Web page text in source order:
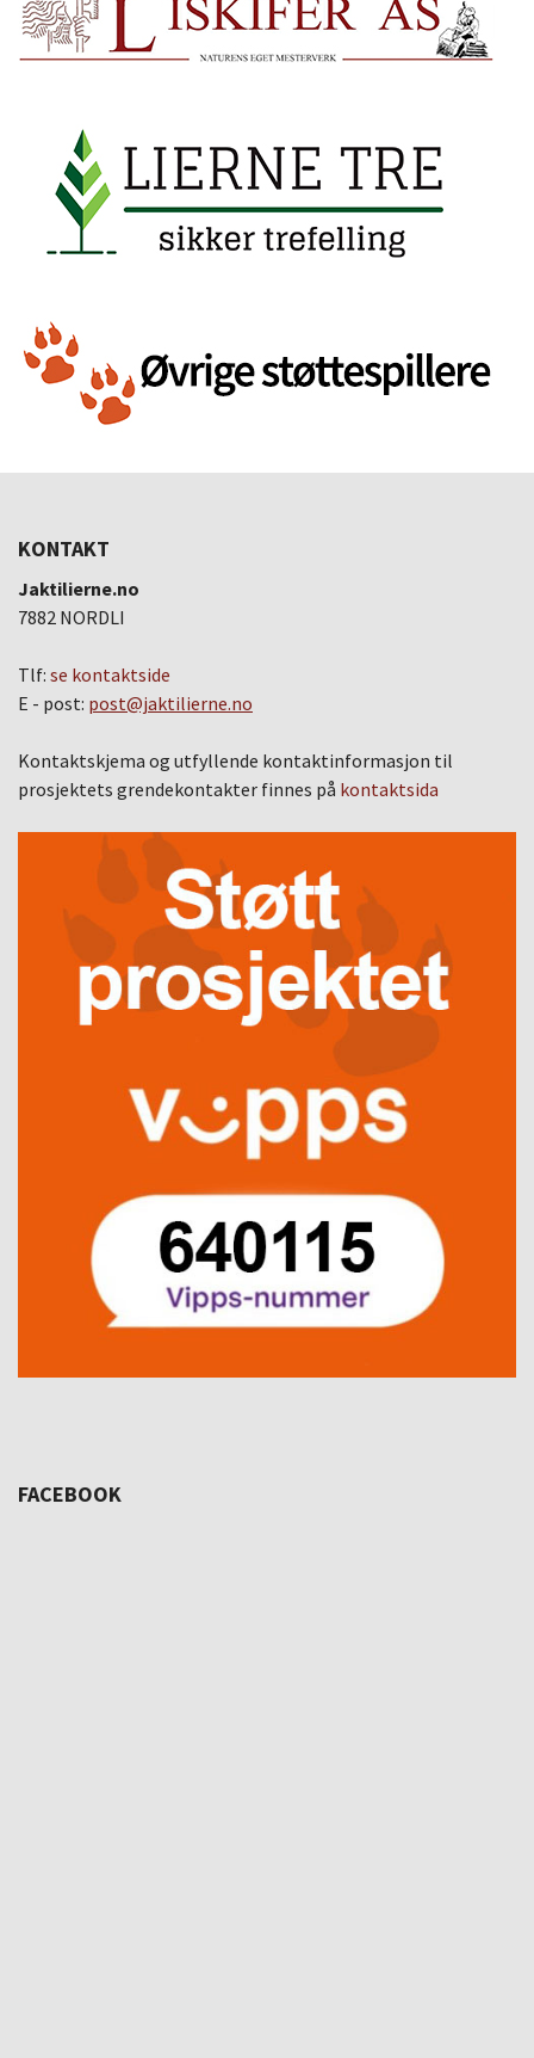
KONTAKT
Jaktilierne.no
7882 NORDLI
Tlf: se kontaktside
E - post: post@jaktilierne.no
Kontaktskjema og utfyllende kontaktinformasjon til
prosjektets grendekontakter finnes på kontaktsida
FACEBOOK